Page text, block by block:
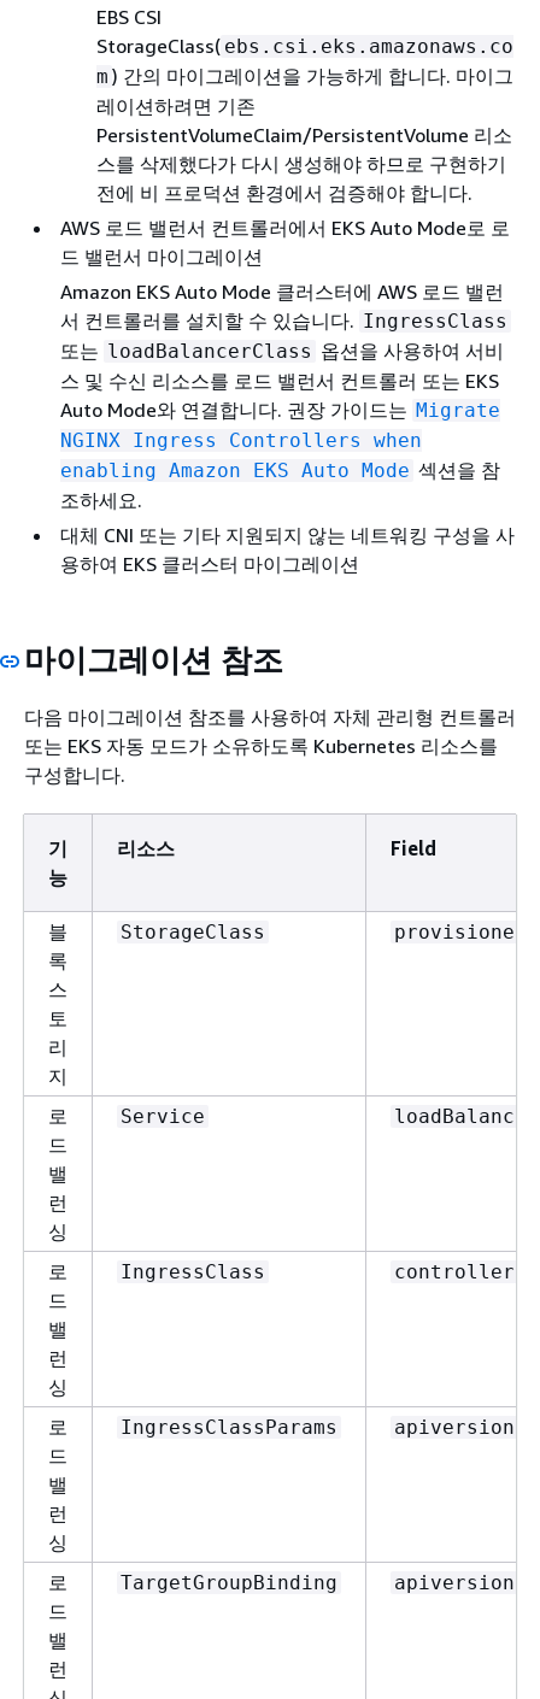
EBS CSI
StorageClass( ebs.csi.eks.amazonaws.co
m ) 간의 마이그레이션을 가능하게 합니다. 마이그
레이션하려면 기존
PersistentVolumeClaim/PersistentVolume 리소
스를 삭제했다가 다시 생성해야 하므로 구현하기
전에 비 프로덕션 환경에서 검증해야 합니다.
AWS 로드 밸런서 컨트롤러에서 EKS Auto Mode로 로
드 밸런서 마이그레이션
Amazon EKS Auto Mode 클러스터에 AWS 로드 밸런
서 컨트롤러를 설치할 수 있습니다. IngressClass
또는 loadBalancerClass 옵션을 사용하여 서비
스 및 수신 리소스를 로드 밸런서 컨트롤러 또는 EKS
Auto Mode와 연결합니다. 권장 가이드는 Migrate
NGINX Ingress Controllers when
enabling Amazon EKS Auto Mode 섹션을 참
조하세요.
대체 CNI 또는 기타 지원되지 않는 네트워킹 구성을 사
용하여 EKS 클러스터 마이그레이션
마이그레이션 참조
다음 마이그레이션 참조를 사용하여 자체 관리형 컨트롤러
또는 EKS 자동 모드가 소유하도록 Kubernetes 리소스를
구성합니다.
기
능
리소스 Field
블
록
스
토
리
지
StorageClass provisioner
로
드
밸
런
싱
Service
로
드
밸
런
싱
IngressClass controller
로
드
밸
런
싱
IngressClassParams apiversion
로
드
밸
런
TargetGroupBinding apiversion